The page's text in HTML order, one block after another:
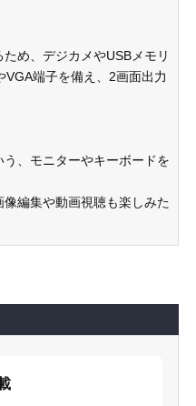
め、デジカメやUSBメモリ
端子を備え、2画面出力
う、モニターやキーボードを
像編集や動画視聴も楽しみた